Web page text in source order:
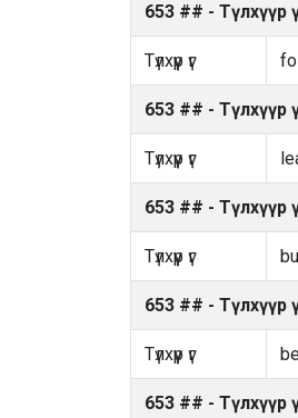
653 ## - Түлхүүр
Түлхүүр үг
653 ## - Түлхүүр
Түлхүүр үг
653 ## - Түлхүүр
Түлхүүр үг
653 ## - Түлхүүр
Түлхүүр үг
653 ## - Түлхүүр